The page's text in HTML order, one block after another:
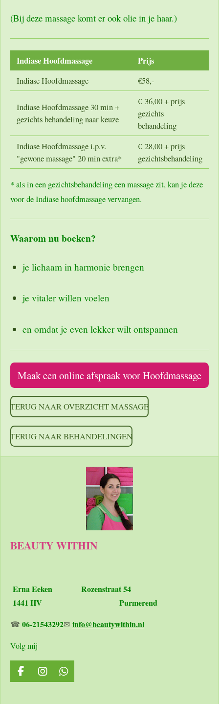
(Bij deze massage komt er ook olie in je haar.)
Indiase Hoofdmassage Prijs
Indiase Hoofdmassage €58,-
Indiase Hoofdmassage 30 min +
gezichts behandeling naar keuze
€ 36,00 + prijs
gezichts
behandeling
Indiase Hoofdmassage i.p.v.
"gewone massage" 20 min extra*
€ 28,00 + prijs
gezichtsbehandeling
* als in een gezichtsbehandeling een massage zit, kan je deze
voor de Indiase hoofdmassage vervangen.
Waarom nu boeken?
je lichaam in harmonie brengen
je vitaler willen voelen
en omdat je even lekker wilt ontspannen
Maak een online afspraak voor Hoofdmassage
TERUG NAAR OVERZICHT MASSAGE
TERUG NAAR BEHANDELINGEN
BEAUTY WITHIN
Erna Eeken Rozenstraat 54
1441 HV Purmerend
☎ 06-21543292✉ info@beautywithin.nl
Volg mij
F
a
I
n
W
h